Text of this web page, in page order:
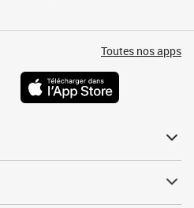
Toutes nos apps